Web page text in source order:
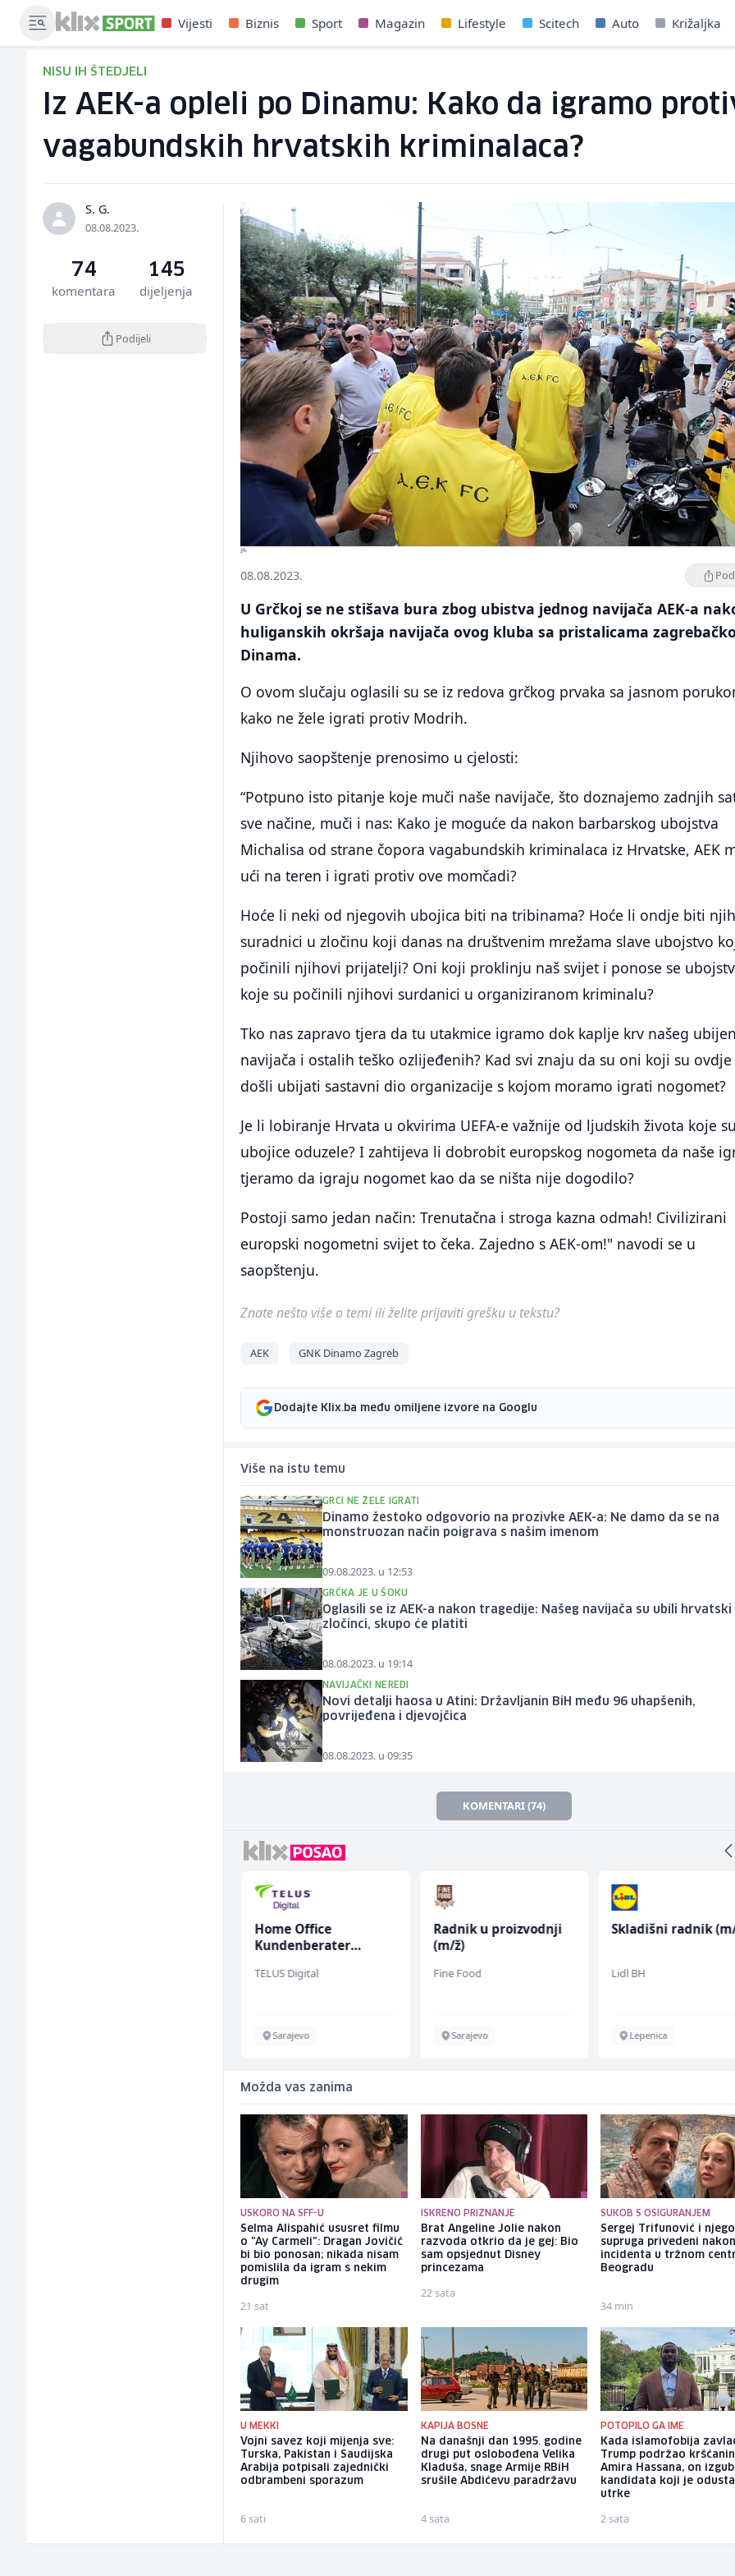
Vijesti Biznis Sport Magazin Lifestyle Scitech Auto Križaljka
NISU IH ŠTEDJELI
Iz AEK-a opleli po Dinamu: Kako da igramo
vagabundskih hrvatskih kriminalaca?
S. G.
08.08.2023.
74
komentara
145
dijeljenja
Podijeli
08.08.2023.
U Grčkoj se ne stišava bura zbog ubistva jednog navijača AEK-a
huliganskih okršaja navijača ovog kluba sa pristalicama
Dinama.
O ovom slučaju oglasili su se iz redova grčkog prvaka sa jasnom
kako ne žele igrati protiv Modrih.
Njihovo saopštenje prenosimo u cjelosti:
“Potpuno isto pitanje koje muči naše navijače, što doznajemo zadnjih
sve načine, muči i nas: Kako je moguće da nakon barbarskog ubojstva
Michalisa od strane čopora vagabundskih kriminalaca iz Hrvatske, AEK
ući na teren i igrati protiv ove momčadi?
Hoće li neki od njegovih ubojica biti na tribinama? Hoće li ondje biti
suradnici u zločinu koji danas na društvenim mrežama slave ubojstvo
počinili njihovi prijatelji? Oni koji proklinju naš svijet i ponose se
koje su počinili njihovi surdanici u organiziranom kriminalu?
Tko nas zapravo tjera da tu utakmice igramo dok kaplje krv našeg
navijača i ostalih teško ozlijeđenih? Kad svi znaju da su oni koji su ovdje
došli ubijati sastavni dio organizacije s kojom moramo igrati nogomet?
Je li lobiranje Hrvata u okvirima UEFA-e važnije od ljudskih života koje su
ubojice oduzele? I zahtijeva li dobrobit europskog nogometa da naše
tjeramo da igraju nogomet kao da se ništa nije dogodilo?
Postoji samo jedan način: Trenutačna i stroga kazna odmah! Civilizirani
europski nogometni svijet to čeka. Zajedno s AEK-om!" navodi se u
saopštenju.
Znate nešto više o temi ili želite prijaviti grešku u tekstu?
AEK GNK Dinamo Zagreb
Dodajte Klix.ba među omiljene izvore na Googlu
Više na istu temu
GRCI NE ŽELE IGRATI
Dinamo žestoko odgovorio na prozivke AEK-a: Ne damo da se na
monstruozan način poigrava s našim imenom
09.08.2023. u 12:53
GRČKA JE U ŠOKU
Oglasili se iz AEK-a nakon tragedije: Našeg navijača su ubili hrvatski
zločinci, skupo će platiti
08.08.2023. u 19:14
NAVIJAČKI NEREDI
Novi detalji haosa u Atini: Državljanin BiH među 96 uhapšenih,
povrijeđena i djevojčica
08.08.2023. u 09:35
KOMENTARI (74)
Home Office
Kundenberater
TELUS Digital
Sarajevo
Radnik u proizvodnji
(m/ž)
Fine Food
Sarajevo
Skladišni radnik
Lidl BH
Lepenica
Možda vas zanima
USKORO NA SFF-U
Selma Alispahić ususret filmu
o "Ay Carmeli": Dragan Jovičić
bi bio ponosan; nikada nisam
pomislila da igram s nekim
drugim
21 sat
ISKRENO PRIZNANJE
Brat Angeline Jolie nakon
razvoda otkrio da je gej: Bio
sam opsjednut Disney
princezama
22 sata
SUKOB S OSIGURANJEM
Sergej Trifunović i
supruga privedeni nakon
incidenta u tržnom
Beogradu
34 min
U MEKKI
Vojni savez koji mijenja sve:
Turska, Pakistan i Saudijska
Arabija potpisali zajednički
odbrambeni sporazum
6 sati
KAPIJA BOSNE
Na današnji dan 1995. godine
drugi put oslobođena Velika
Kladuša, snage Armije RBiH
srušile Abdićevu paradržavu
4 sata
POTOPILO GA IME
Kada islamofobija
Trump podržao
Amira Hassana, on
kandidata koji je
utrke
2 sata